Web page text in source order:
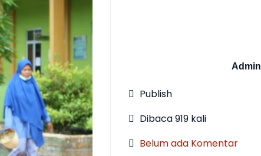
Admin
Publish
Dibaca 919 kali
Belum ada Komentar